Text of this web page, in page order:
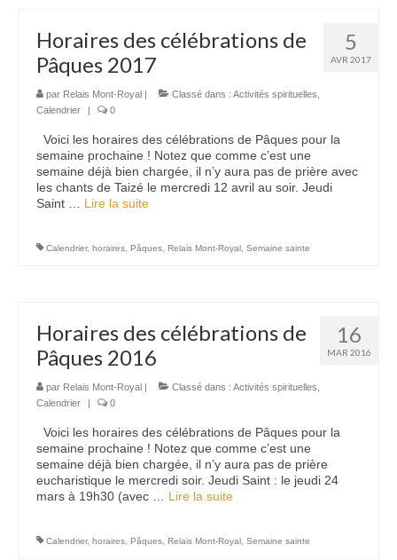
5
AVR 2017
Horaires des célébrations de
Pâques 2017
par Relais Mont-Royal | Classé dans : Activités spirituelles
Calendrier
| 0
Voici les horaires des célébrations de Pâques pour la
semaine prochaine ! Notez que comme c’est une
semaine déjà bien chargée, il n’y aura pas de prière avec
les chants de Taizé le mercredi 12 avril au soir. Jeudi
Saint … Lire la suite­­
Calendrier, horaires Pâques Relais Mont-Royal Semaine sainte
16
MAR 2016
Horaires des célébrations de
Pâques 2016
par Relais Mont-Royal | Classé dans : Activités spirituelles
Calendrier
| 0
Voici les horaires des célébrations de Pâques pour la
semaine prochaine ! Notez que comme c’est une
semaine déjà bien chargée, il n’y aura pas de prière
eucharistique le mercredi soir. Jeudi Saint : le jeudi 24
mars à 19h30 (avec … Lire la suite­­
Calendrier, horaires Pâques Relais Mont-Royal Semaine sainte